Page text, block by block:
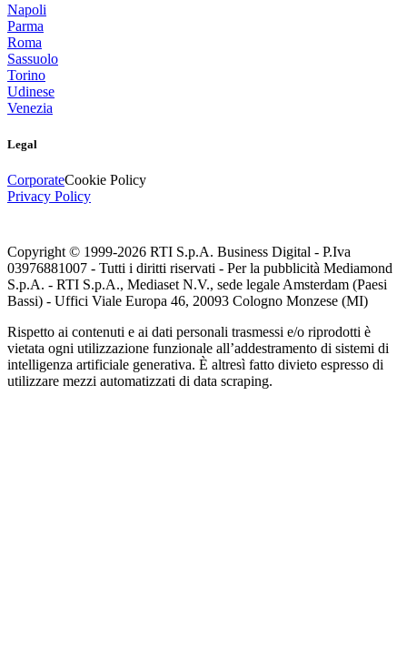
Napoli
Parma
Roma
Sassuolo
Torino
Udinese
Venezia
Legal
CorporateCookie Policy
Privacy Policy
Copyright © 1999-2026 RTI S.p.A. Business Digital - P.Iva
03976881007 - Tutti i diritti riservati - Per la pubblicità Mediamond
S.p.A. - RTI S.p.A., Mediaset N.V., sede legale Amsterdam (Paesi
Bassi) - Uffici Viale Europa 46, 20093 Cologno Monzese (MI)
Rispetto ai contenuti e ai dati personali trasmessi e/o riprodotti è
vietata ogni utilizzazione funzionale all’addestramento di sistemi di
intelligenza artificiale generativa. È altresì fatto divieto espresso di
utilizzare mezzi automatizzati di data scraping.